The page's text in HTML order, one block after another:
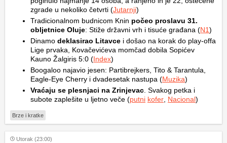
zgrade u nekoliko četvrti (Jutarnji)
Tradicionalnom budnicom Knin počeo proslavu 31.
obljetnice Oluje: Stiže državni vrh i tisuće građana (N1)
Dinamo deklasirao Litavce i došao na korak do play-offa
Lige prvaka, Kovačevićeva momčad dobila Sopićev
Kauno Žalgiris 5:0 (Index)
Boogaloo najavio jesen: Partibrejkers, Tito & Tarantula,
Eagle-Eye Cherry i dvadesetak nastupa (Muzika)
Vraćaju se plesnjaci na Zrinjevac . Svakog petka i
subote zaplešite u ljetno veče (putni kofer Nacional)
Brze i kratke
Utorak (23:00)